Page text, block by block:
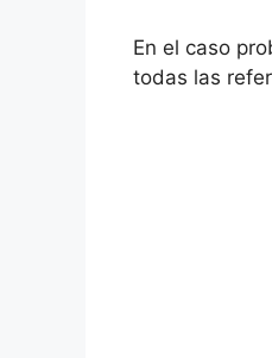
En el caso
todas las